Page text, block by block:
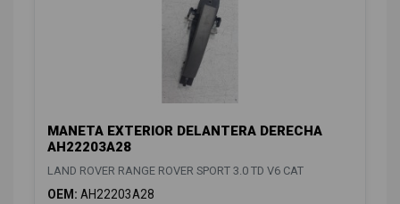
MANETA EXTERIOR DELANTERA DERECHA
AH22203A28
LAND ROVER RANGE ROVER SPORT 3.0 TD V6 CAT
OEM: AH22203A28